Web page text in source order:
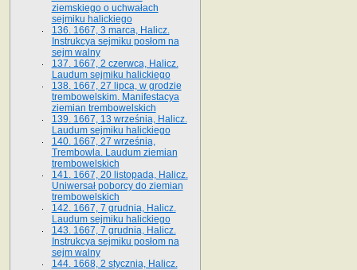
ziemskiego o uchwałach
sejmiku halickiego
136. 1667, 3 marca, Halicz.
Instrukcya sejmiku posłom na
sejm walny
137. 1667, 2 czerwca, Halicz.
Laudum sejmiku halickiego
138. 1667, 27 lipca, w grodzie
trembowelskim. Manifestacya
ziemian trembowelskich
139. 1667, 13 września, Halicz.
Laudum sejmiku halickiego
140. 1667, 27 września,
Trembowla. Laudum ziemian
trembowelskich
141. 1667, 20 listopada, Halicz.
Uniwersał poborcy do ziemian
trembowelskich
142. 1667, 7 grudnia, Halicz.
Laudum sejmiku halickiego
143. 1667, 7 grudnia, Halicz.
Instrukcya sejmiku posłom na
sejm walny
144. 1668, 2 stycznia, Halicz.